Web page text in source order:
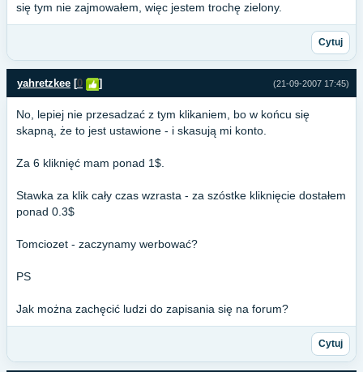
się tym nie zajmowałem, więc jestem trochę zielony.
Cytuj
(21-09-2007 17:45)
yahretzkee [0 ]
No, lepiej nie przesadzać z tym klikaniem, bo w końcu się
skapną, że to jest ustawione - i skasują mi konto.
Za 6 kliknięć mam ponad 1$.
Stawka za klik cały czas wzrasta - za szóstke kliknięcie dostałem
ponad 0.3$
Tomciozet - zaczynamy werbować?
PS
Jak można zachęcić ludzi do zapisania się na forum?
Cytuj